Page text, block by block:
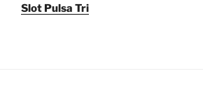
Slot Pulsa Tri